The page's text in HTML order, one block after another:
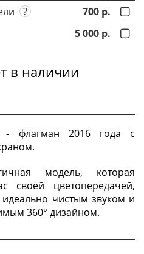
?
700 р.
5 000 р.
в наличии
- флагман 2016 года с
модель, которая
своей цветопередачей,
чистым звуком и
360° дизайном.